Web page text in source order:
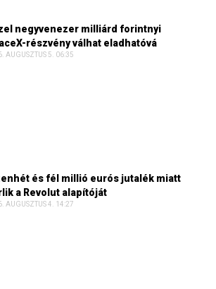
negyvenezer milliárd forintnyi
részvény válhat eladhatóvá
AUGUSZTUS 5. 06:35
és fél millió eurós jutalék miatt
a Revolut alapítóját
AUGUSZTUS 4. 14:27